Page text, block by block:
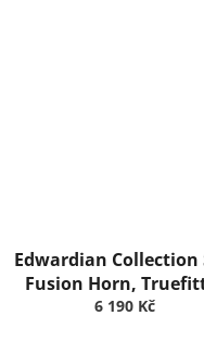
Edwardian Collection
Fusion Horn,
Hill
6 190 Kč